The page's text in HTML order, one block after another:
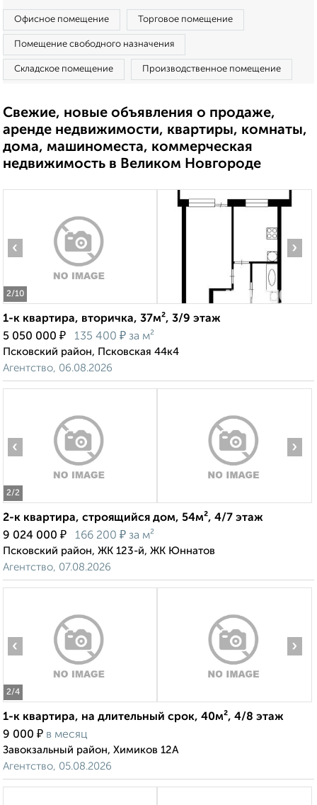
Офисное помещение Торговое помещение
Помещение свободного назначения
Складское помещение Производственное помещение
Свежие, новые объявления о продаже,
аренде недвижимости, квартиры, комнаты,
дома, машиноместа, коммерческая
недвижимость в Великом Новгороде
2/10
‹ ›
1-к квартира, вторичка, 37м², 3/9 этаж
5 050 000 ₽ 135 400 ₽ за м²
Псковский район, Псковская 44к4
Агентство, 06.08.2026
2/2
‹ ›
2-к квартира, строящийся дом, 54м², 4/7 этаж
9 024 000 ₽ 166 200 ₽ за м²
Псковский район, ЖК 123-й, ЖК Юннатов
Агентство, 07.08.2026
2/4
‹ ›
1-к квартира, на длительный срок, 40м², 4/8 этаж
9 000 ₽ в месяц
Завокзальный район, Химиков 12А
Агентство, 05.08.2026